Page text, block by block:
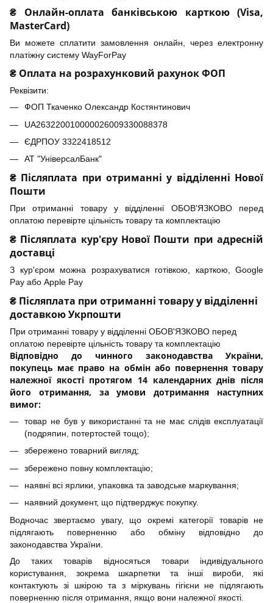
₴ Онлайн-оплата банківською карткою (Visa,
MasterCard)
Ви можете сплатити замовлення онлайн, через електронну
платіжну систему WayForPay
₴ Оплата на розрахунковий рахунок ФОП
Реквізити:
ФОП Ткаченко Олександр Костянтинович
UA263220010000026009330088378
ЄДРПОУ 3322418512
АТ "УніверсалБанк"
₴ Післяплата при отриманні у відділенні Нової
Пошти
При отриманні товару у відділенні ОБОВ'ЯЗКОВО перед
оплатою перевірте цільність товару та комплектацію
₴ Післяплата кур'єру Нової Пошти при адресній
доставці
З кур'єром можна розрахуватися готівкою, карткою, Google
Pay або Apple Pay
₴ Післяплата при отриманні товару у відділенні
доставкою Укрпошти
При отриманні товару у відділенні ОБОВ'ЯЗКОВО перед
оплатою перевірте цільність товару та комплектацію
Відповідно до чинного законодавства України,
покупець має право на обмін або повернення товару
належної якості протягом 14 календарних днів після
його отримання, за умови дотримання наступних
вимог:
товар не був у використанні та не має слідів експлуатації
(подряпин, потертостей тощо);
збережено товарний вигляд;
збережено повну комплектацію;
наявні всі ярлики, упаковка та заводське маркування;
наявний документ, що підтверджує покупку.
Водночас звертаємо увагу, що окремі категорії товарів не
підлягають поверненню або обміну відповідно до
законодавства України.
До таких товарів відносяться товари індивідуального
користування, зокрема шкарпетки та інші вироби, які
контактують зі шкірою та з міркувань гігієни не підлягають
поверненню після отримання, якщо вони належної якості.